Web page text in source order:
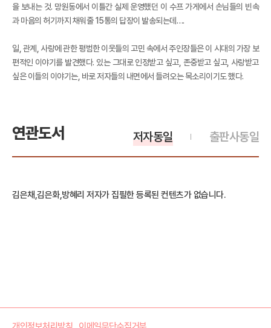
을 보내는 것. 망원동에서 이틀간 실제 운영했던 이 수프 가게에서 손님들의 빈속
과 마음의 허기까지 채워줄 15통의 답장이 발송되는데….
일, 관계, 사랑에 관한 평범한 이웃들의 고민 속에서 주인장들은 이 시대의 가장 보
편적인 이야기를 발견했다. 있는 그대로 인정받고 싶고, 존중받고 싶고, 사랑받고
싶은 이들의 이야기는, 바로 저자들의 내면에서 들려오는 목소리이기도 했다.
연관도서 출판사동일
저자동일
김은채,김은화,방혜리 저자가 집필한 등록된 컨텐츠가 없습니다.